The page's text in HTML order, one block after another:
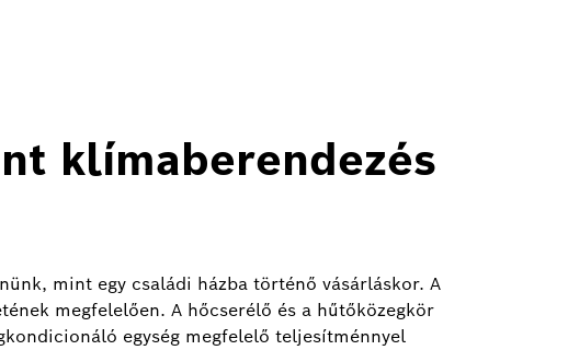
klímaberendezés
mint egy családi házba történő vásárláskor. A
megfelelően. A hőcserélő és a hűtőközegkör
egység megfelelő teljesítménnyel